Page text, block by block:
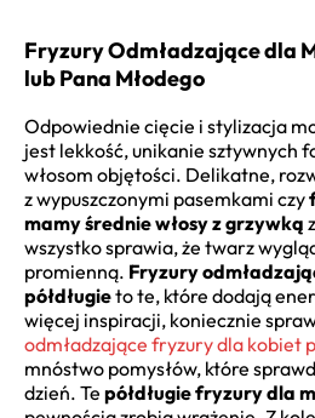
Fryzury Odmładzające dla
lub Pana Młodego
Odpowiednie cięcie i stylizacja
jest lekkość, unikanie sztywnych
włosom objętości. Delikatne,
z wypuszczonymi pasemkami czy
mamy średnie włosy z grzywką
wszystko sprawia, że twarz
promienną. Fryzury
półdługieto te, które dodają
więcej inspiracji, koniecznie
odmładzające fryzury dla kobiet
mnóstwo pomysłów, które
dzień. Te półdługie fryzury dla